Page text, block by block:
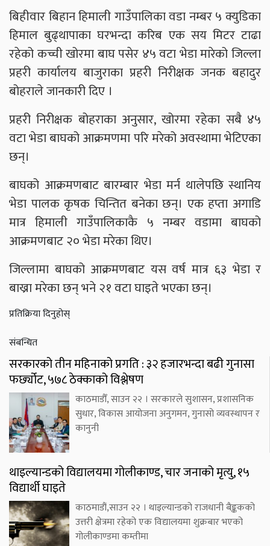
बिहीवार बिहान हिमाली गाउँपालिका वडा नम्बर ५ क्युडिका
हिमाल बुढ्थापाका घरभन्दा करिब एक सय मिटर टाढा
रहेको कच्ची खोरमा बाघ पसेर ४५ वटा भेडा मारेको जिल्ला
प्रहरी कार्यालय बाजुराका प्रहरी निरीक्षक जनक बहादुर
बोहराले जानकारी दिए ।
प्रहरी निरीक्षक बोहराका अनुसार, खोरमा रहेका सबै ४५
वटा भेडा बाघको आक्रमणमा परि मरेको अवस्थामा भेटिएका
छन्।
बाघको आक्रमणबाट बारम्बार भेडा मर्न थालेपछि स्थानिय
भेडा पालक कृषक चिन्तित बनेका छन्। एक हप्ता अगाडि
मात्र हिमाली गाउँपालिकाकै ५ नम्बर वडामा बाघको
आक्रमणबाट २० भेडा मरेका थिए।
जिल्लामा बाघको आक्रमणबाट यस वर्ष मात्र ६३ भेडा र
बाख्रा मरेका छन् भने २१ वटा घाइते भएका छन्।
प्रतिक्रिया दिनुहोस्
संबन्धित
सरकारको तीन महिनाको प्रगति : ३२ हजारभन्दा बढी गुनासा
फर्छ्योट, ५७८ ठेक्काको विश्लेषण
काठमाडौँ, साउन २२ । सरकारले सुशासन, प्रशासनिक
सुधार, विकास आयोजना अनुगमन, गुनासो व्यवस्थापन र
कानुनी
थाइल्यान्डको विद्यालयमा गोलीकाण्ड, चार जनाको मृत्यु, १५
विद्यार्थी घाइते
काठमाडौं,साउन २२ । थाइल्यान्डको राजधानी बैङ्ककको
उत्तरी क्षेत्रमा रहेको एक विद्यालयमा शुक्रबार भएको
गोलीकाण्डमा कम्तीमा